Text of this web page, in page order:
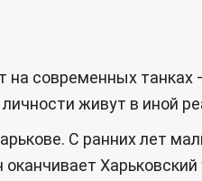
современных танках
живут в иной
С ранних лет
Харьковский